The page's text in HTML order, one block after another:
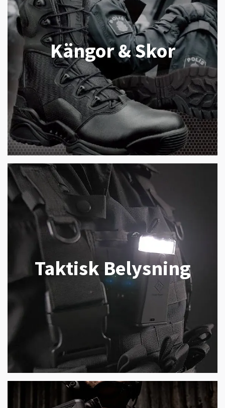
Kängor & Skor
Taktisk Belysning